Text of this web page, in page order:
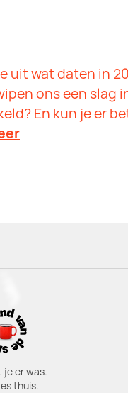
uit wat daten in
ons een slag
En kun je er
je er was.
thuis.